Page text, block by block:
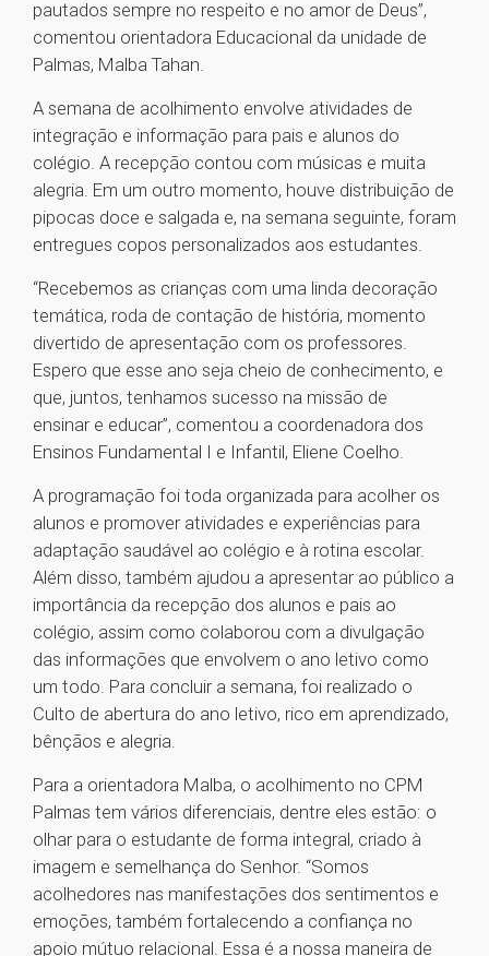
pautados sempre no respeito e no amor de Deus”,
comentou orientadora Educacional da unidade de
Palmas, Malba Tahan.
A semana de acolhimento envolve atividades de
integração e informação para pais e alunos do
colégio. A recepção contou com músicas e muita
alegria. Em um outro momento, houve distribuição de
pipocas doce e salgada e, na semana seguinte, foram
entregues copos personalizados aos estudantes.
“Recebemos as crianças com uma linda decoração
temática, roda de contação de história, momento
divertido de apresentação com os professores.
Espero que esse ano seja cheio de conhecimento, e
que, juntos, tenhamos sucesso na missão de
ensinar e educar”, comentou a coordenadora dos
Ensinos Fundamental I e Infantil, Eliene Coelho.
A programação foi toda organizada para acolher os
alunos e promover atividades e experiências para
adaptação saudável ao colégio e à rotina escolar.
Além disso, também ajudou a apresentar ao público a
importância da recepção dos alunos e pais ao
colégio, assim como colaborou com a divulgação
das informações que envolvem o ano letivo como
um todo. Para concluir a semana, foi realizado o
Culto de abertura do ano letivo, rico em aprendizado,
bênçãos e alegria.
Para a orientadora Malba, o acolhimento no CPM
Palmas tem vários diferenciais, dentre eles estão: o
olhar para o estudante de forma integral, criado à
imagem e semelhança do Senhor. “Somos
acolhedores nas manifestações dos sentimentos e
emoções, também fortalecendo a confiança no
apoio mútuo relacional. Essa é a nossa maneira de